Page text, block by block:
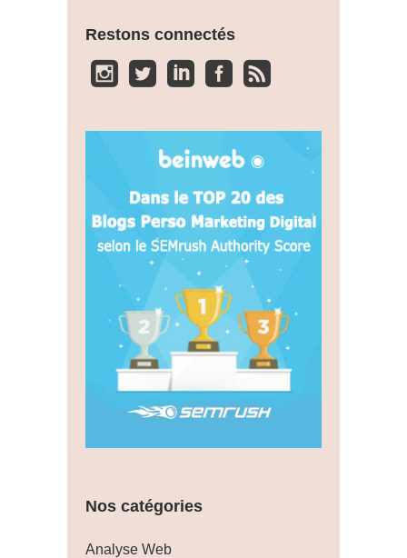
Restons connectés
Nos catégories
Analyse Web